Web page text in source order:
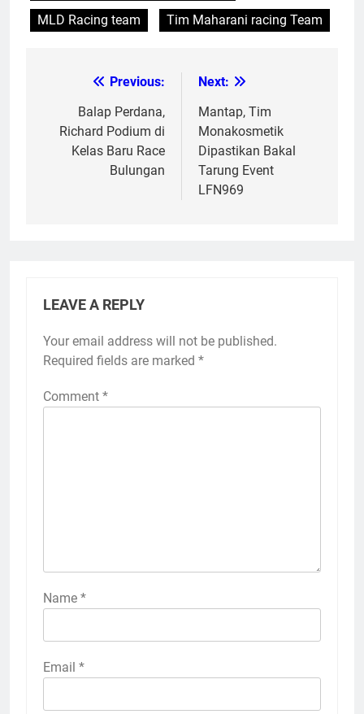
MLD Racing team Tim Maharani racing Team
navigation
Previous:
Balap Perdana,
Richard Podium di
Kelas Baru Race
Bulungan
Next:
Mantap, Tim
Monakosmetik
Dipastikan Bakal
Tarung Event
LFN969
LEAVE A REPLY
Your email address will not be published.
Required fields are marked *
Comment *
Name *
Email *